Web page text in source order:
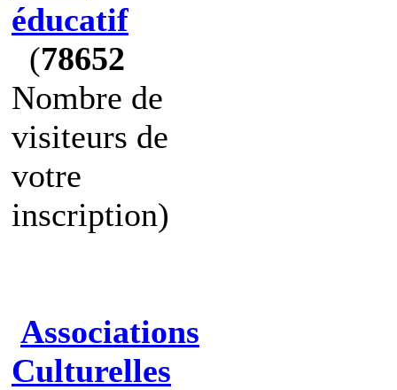
éducatif
(78652
Nombre de
visiteurs de
votre
inscription)
Associations
Culturelles